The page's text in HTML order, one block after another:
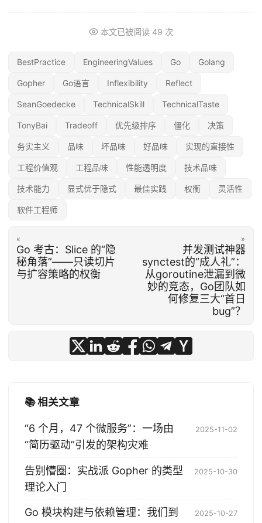
本文已被阅读 49 次
BestPractice EngineeringValues Go Golang
Gopher Go语言 Inflexibility Reflect
SeanGoedecke TechnicalSkill TechnicalTaste
TonyBai Tradeoff 优先级排序 僵化 决策
务实主义 品味 坏品味 好品味 实现的直接性
工程价值观 工程品味 性能透明度 技术品味
技术能力 显式优于隐式 最佳实践 权衡 灵活性
软件工程师
«
Go 考古：Slice 的“隐
秘角落”——只读切片
与扩容策略的权衡
»
并发测试神器
synctest的“成人礼”：
从goroutine泄漏到微
妙的竞态，Go团队如
何修复三大“首日
bug”？
📚 相关文章
“6 个月，47 个微服务”：一场由
“简历驱动”引发的架构灾难
2025-11-02
告别懵圈：实战派 Gopher 的类型
理论入门
2025-10-30
Go 模块构建与依赖管理：我们到
2025-10-27